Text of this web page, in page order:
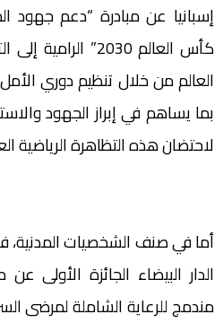
إسبانيا عن مبادرة “دعم جهود
كأس العالم 2030”
العالم من خلال تنظيم دوري
بما يساهم في إبراز الجهود
لاحتضان هذه التظاهرة الرياضية
أما في صنف الشخصيات
الدار البيضاء الجائزة الأولى
مندمج للرعاية الشاملة لمرضى